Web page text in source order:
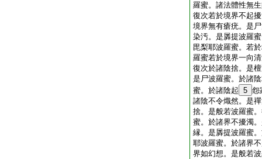
羅蜜。諸法體性無
復次若於境界不起
境界無有瘡疣。是
染汚。是羼提波羅
毘梨耶波羅蜜。若
羅蜜若於境界一向
復次於諸陰捨。是
是尸波羅蜜。於諸
蜜。於諸陰起 5 怨
諸陰不令熾然。是
捨。是般若波羅蜜
蜜。於諸界不擾濁
縁。是羼提波羅蜜
耶波羅蜜。於諸界
界如幻想。是般若